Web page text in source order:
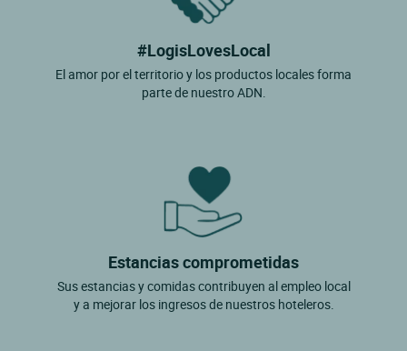
#LogisLovesLocal
El amor por el territorio y los productos locales forma
parte de nuestro ADN.
Estancias comprometidas
Sus estancias y comidas contribuyen al empleo local
y a mejorar los ingresos de nuestros hoteleros.